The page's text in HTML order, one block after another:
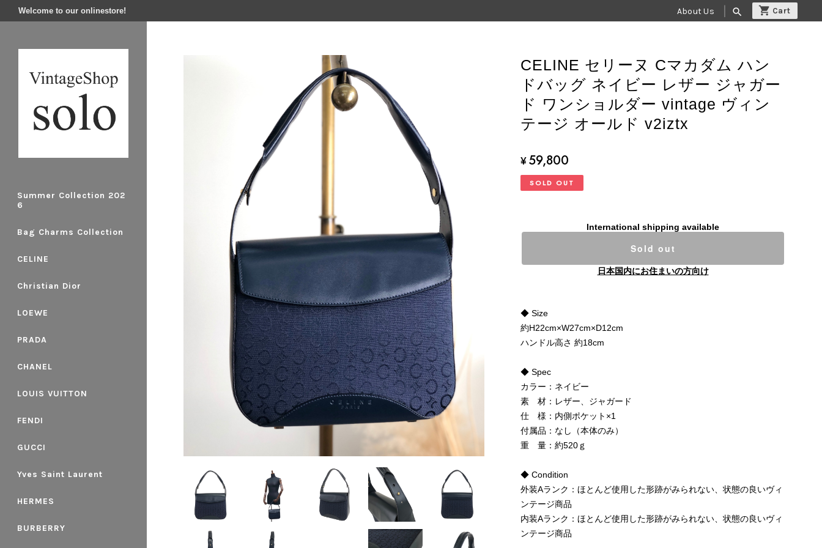
Welcome to our onlinestore! About Us search
Summer Collection 202
6
Bag Charms Collection
CELINE
Christian Dior
LOEWE
PRADA
CHANEL
LOUIS VUITTON
FENDI
GUCCI
Yves Saint Laurent
HERMES
BURBERRY
CELINE セリーヌ Cマカダム ハン
ドバッグ ネイビー レザー ジャガー
ド ワンショルダー vintage ヴィン
テージ オールド v2iztx
¥59,800
SOLD OUT
International shipping available
Sold out
日本国内にお住まいの方向け
◆ Size
約H22cm×W27cm×D12cm
ハンドル高さ 約18cm
◆ Spec
カラー：ネイビー
素 材：レザー、ジャガード
仕 様：内側ポケット×1
付属品：なし（本体のみ）
重 量：約520ｇ
◆ Condition
外装Aランク：ほとんど使用した形跡がみられない、状態の良いヴィ
ンテージ商品
内装Aランク：ほとんど使用した形跡がみられない、状態の良いヴィ
ンテージ商品